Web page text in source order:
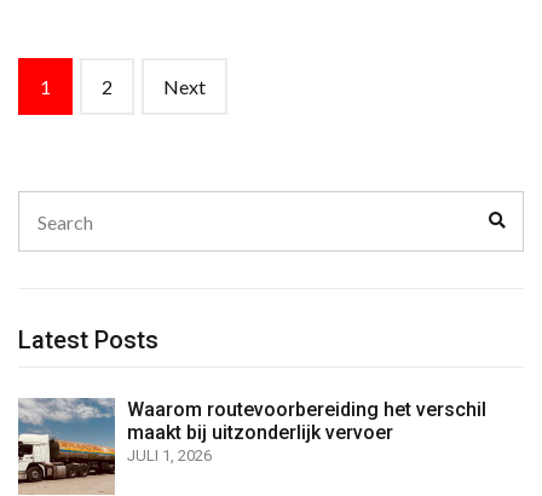
Posts
navigation
1 2 Next
for:
Latest Posts
Waarom routevoorbereiding het verschil
maakt bij uitzonderlijk vervoer
JULI 1, 2026